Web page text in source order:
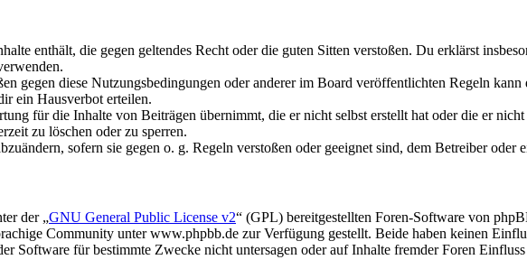
enthält, die gegen geltendes Recht oder die guten Sitten verstoßen. Du erklärst
gegen diese Nutzungsbedingungen oder anderer im Board veröffentlichten Regeln
ein Hausverbot erteilen.
für die Inhalte von Beiträgen übernimmt, die er nicht selbst erstellt hat oder die er
zu löschen oder zu sperren.
sofern sie gegen o. g. Regeln verstoßen oder geeignet sind, dem Betreiber oder
der „GNU General Public License v2“ (GPL) bereitgestellten Foren-Software von
Community unter www.phpbb.de zur Verfügung gestellt. Beide haben keinen
Software für bestimmte Zwecke nicht untersagen oder auf Inhalte fremder Foren Einfluss